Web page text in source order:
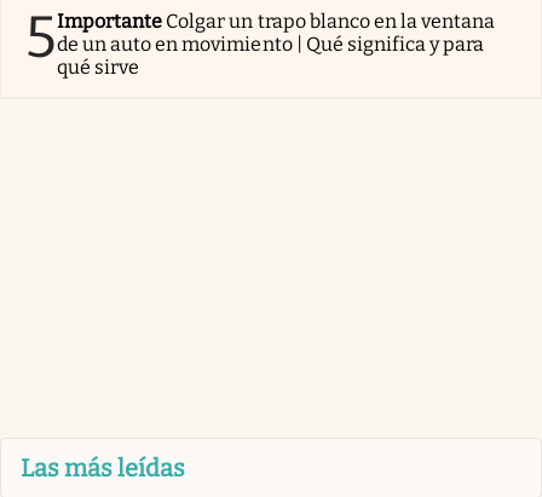
5Importante Colgar un trapo blanco en la ventana
de un auto en movimiento | Qué significa y para
qué sirve
Las más leídas